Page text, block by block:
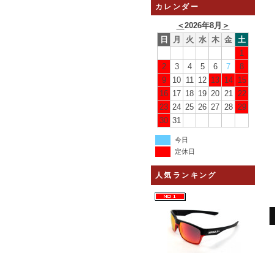
カレンダー
＜2026年8月 ＞
日
月 火 水 木 金 土
1
2
3 4 5 6 7
8
9
10 11 12 13 14
15
16 17 18 19 20 21 22
23 24 25 26 27 28 29
30 31
今日
定休日
人気ランキング